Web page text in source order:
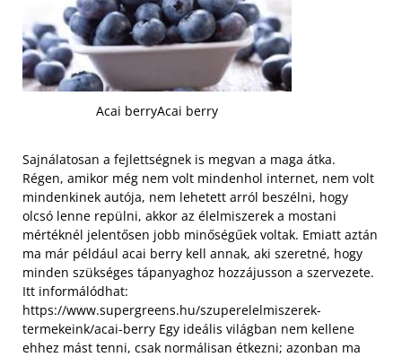
Acai berryAcai berry
Sajnálatosan a fejlettségnek is megvan a maga átka.
Régen, amikor még nem volt mindenhol internet, nem volt
mindenkinek autója, nem lehetett arról beszélni, hogy
olcsó lenne repülni, akkor az élelmiszerek a mostani
mértéknél jelentősen jobb minőségűek voltak. Emiatt aztán
ma már például acai berry kell annak, aki szeretné, hogy
minden szükséges tápanyaghoz hozzájusson a szervezete.
Itt informálódhat:
https://www.supergreens.hu/szuperelelmiszerek-
termekeink/acai-berry Egy ideális világban nem kellene
ehhez mást tenni, csak normálisan étkezni; azonban ma